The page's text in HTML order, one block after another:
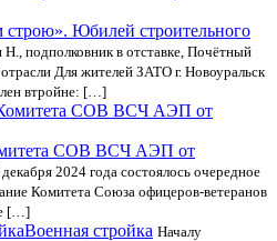
Юбилей строительного
Н., подполковник в отставке, Почётный
Для жителей ЗАТО г. Новоуральск
втройне: […]
СОВ ВСЧ АЭП от
2024 года состоялось очередное
Комитета Союза офицеров-ветеранов
[…]
Военная стройка Началу